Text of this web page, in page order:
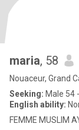
maria, 58
Nouaceur, Grand
Seeking: Male 54
English ability:
FEMME MUSLIM